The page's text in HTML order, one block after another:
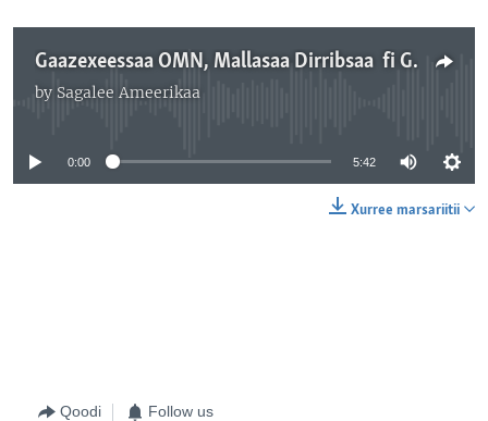
Gaazexeessaa OMN, Mallasaa Dirribsaa fi Gaazexeessaa Yaasin Jumaa Dabalee Namootni Shan Akka Wabiin Gad-lakkifaman Murame
by Sagalee Ameerikaa
No media source currently available
0:00 5:42
Xurree marsariitii
Qoodi Follow us